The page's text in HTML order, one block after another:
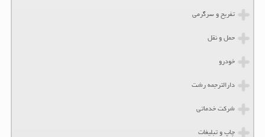
تفریح و سرگرمی
حمل و نقل
خودرو
دارالترجمه رشت
شرکت خدماتی
چاپ و تبلیغات